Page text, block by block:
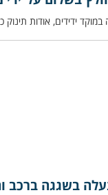
בשגגה ברכב